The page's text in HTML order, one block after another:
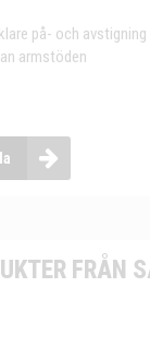
på- och avstigning
armstöden
FRÅN